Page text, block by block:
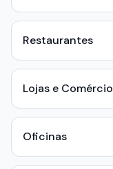
Restaurantes
Lojas e Comércio
Oficinas